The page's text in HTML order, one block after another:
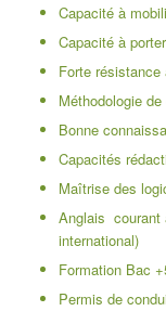
Capacité à
Capacité à
Forte résistance
Méthodologie
Bonne
Capacités
Maîtrise des
Anglais courant
international)
Formation Bac
Permis de